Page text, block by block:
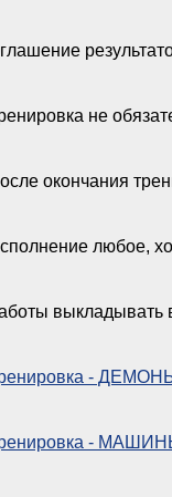
не
окончания
любое,
выкладывать
-
-